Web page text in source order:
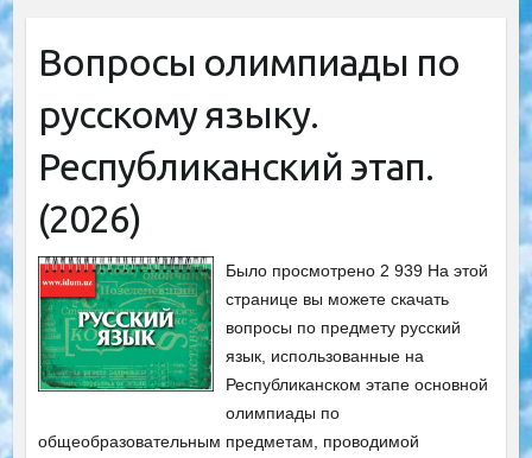
Вопросы олимпиады по
русскому языку.
Республиканский этап.
(2026)
Было просмотрено 2 939 На этой
странице вы можете скачать
вопросы по предмету русский
язык, использованные на
Республиканском этапе основной
олимпиады по
общеобразовательным предметам, проводимой